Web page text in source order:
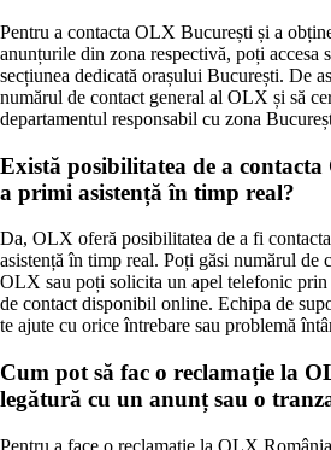
Pentru a contacta OLX București și a
anunțurile din zona respectivă, poți accesa
secțiunea dedicată orașului București. De
numărul de contact general al OLX și să
departamentul responsabil cu zona
Există posibilitatea de a
a primi asistență în timp real?
Da, OLX oferă posibilitatea de a fi
asistență în timp real. Poți găsi numărul de
OLX sau poți solicita un apel telefonic
de contact disponibil online. Echipa de
te ajute cu orice întrebare sau problemă
Cum pot să fac o reclamație la
legătură cu un anunț sau o
Pentru a face o reclamație la OLX